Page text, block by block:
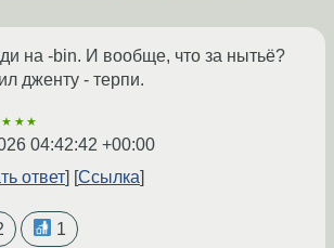
на -bin. И вообще, что за нытьё?
дженту - терпи.
04:42:42 +00:00
ответ
Ссылка
1